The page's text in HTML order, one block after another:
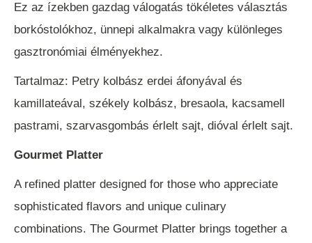
Ez az ízekben gazdag válogatás tökéletes választás
borkóstolókhoz, ünnepi alkalmakra vagy különleges
gasztronómiai élményekhez.
Tartalmaz: Petry kolbász erdei áfonyával és
kamillateával, székely kolbász, bresaola, kacsamell
pastrami, szarvasgombás érlelt sajt, dióval érlelt sajt.
Gourmet Platter
A refined platter designed for those who appreciate
sophisticated flavors and unique culinary
combinations. The Gourmet Platter brings together a